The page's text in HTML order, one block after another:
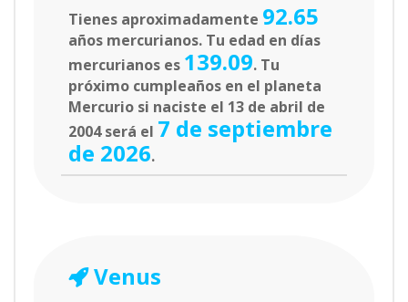
Tienes aproximadamente 92.65
años mercurianos. Tu edad en días
mercurianos es 139.09. Tu
próximo cumpleaños en el planeta
Mercurio si naciste el 13 de abril de
2004 será el 7 de septiembre
de 2026.
Venus